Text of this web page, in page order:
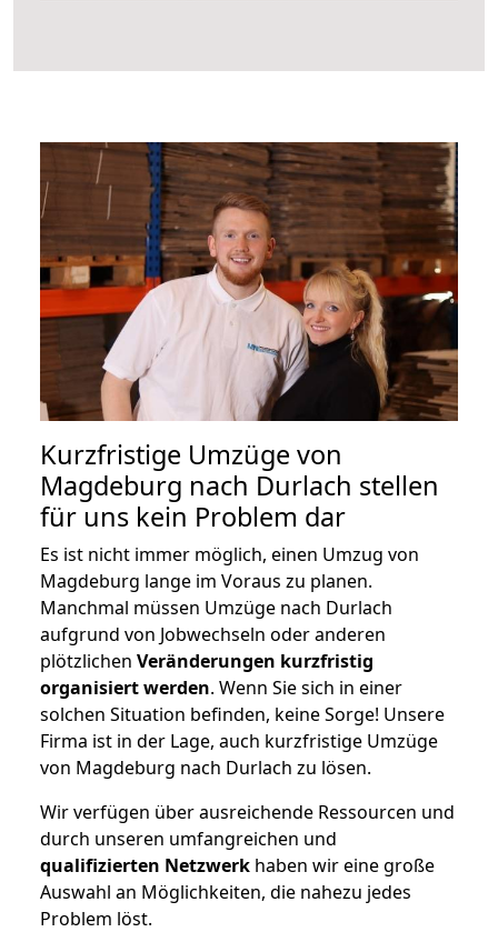
Kurzfristige Umzüge von
Magdeburg nach Durlach stellen
für uns kein Problem dar
Es ist nicht immer möglich, einen Umzug von
Magdeburg lange im Voraus zu planen.
Manchmal müssen Umzüge nach Durlach
aufgrund von Jobwechseln oder anderen
plötzlichen Veränderungen kurzfristig
organisiert werden. Wenn Sie sich in einer
solchen Situation befinden, keine Sorge! Unsere
Firma ist in der Lage, auch kurzfristige Umzüge
von Magdeburg nach Durlach zu lösen.
Wir verfügen über ausreichende Ressourcen und
durch unseren umfangreichen und
qualifizierten Netzwerk haben wir eine große
Auswahl an Möglichkeiten, die nahezu jedes
Problem löst.